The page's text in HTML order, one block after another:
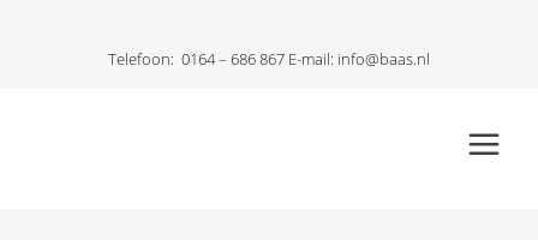
Telefoon: 0164 – 686 867 E-mail: info@baas.nl